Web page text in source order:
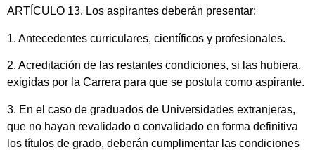
ARTÍCULO 13. Los aspirantes deberán presentar:
1. Antecedentes curriculares, científicos y profesionales.
2. Acreditación de las restantes condiciones, si las hubiera,
exigidas por la Carrera para que se postula como aspirante.
3. En el caso de graduados de Universidades extranjeras,
que no hayan revalidado o convalidado en forma definitiva
los títulos de grado, deberán cumplimentar las condiciones